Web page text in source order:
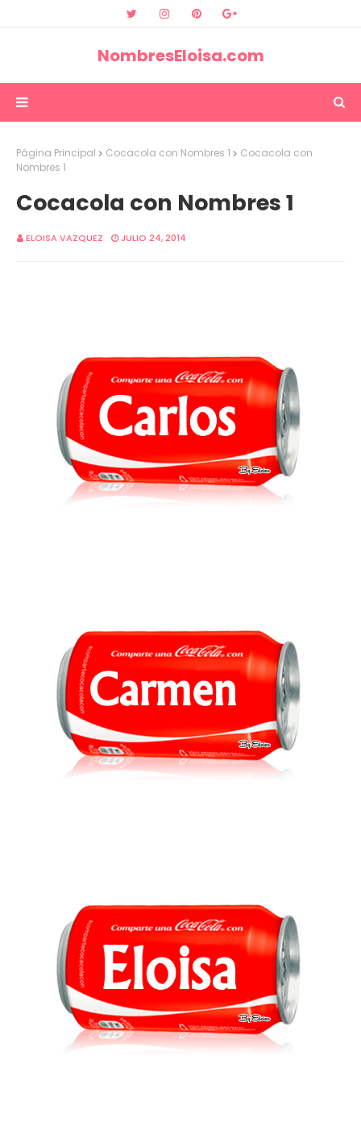
NombresEloisa.com
Página Principal Cocacola con Nombres 1
Cocacola con
Nombres 1
Cocacola con Nombres 1
ELOISA VAZQUEZ JULIO 24, 2014